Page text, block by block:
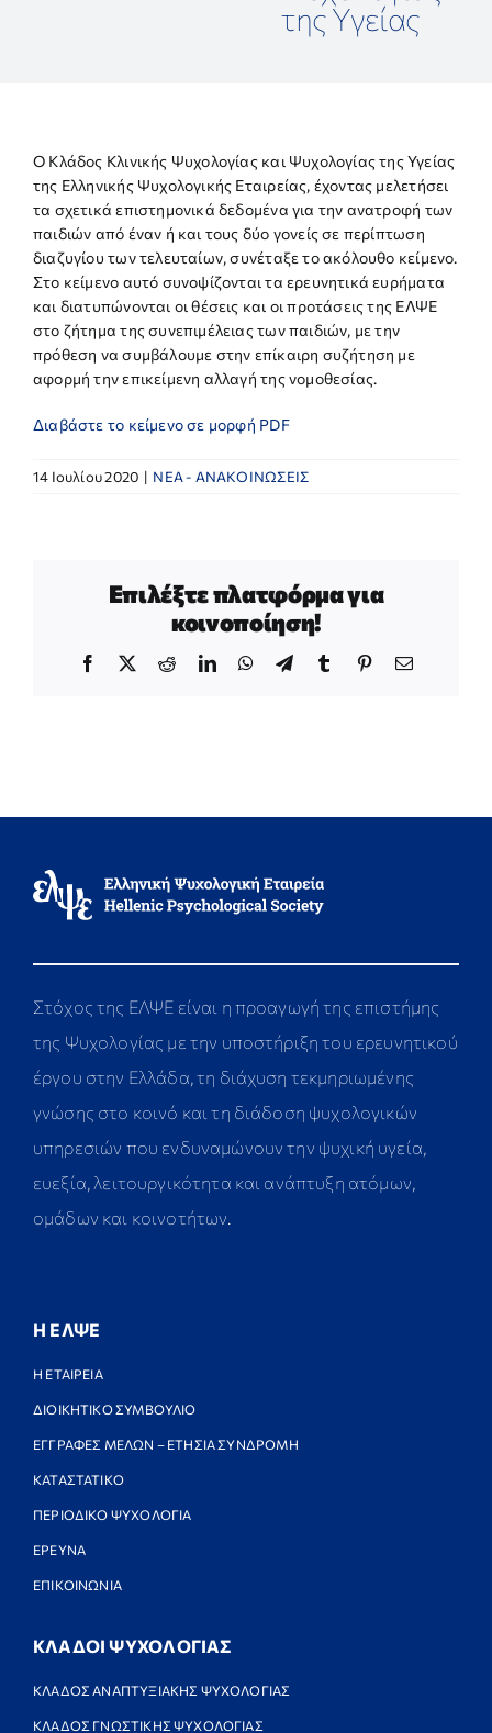
της Υγείας
O Κλάδος Κλινικής Ψυχολογίας και Ψυχολογίας της Υγείας
της Ελληνικής Ψυχολογικής Εταιρείας, έχοντας μελετήσει
τα σχετικά επιστημονικά δεδομένα για την ανατροφή των
παιδιών από έναν ή και τους δύο γονείς σε περίπτωση
διαζυγίου των τελευταίων, συνέταξε το ακόλουθο κείμενο.
Στο κείμενο αυτό συνοψίζονται τα ερευνητικά ευρήματα
και διατυπώνονται οι θέσεις και οι προτάσεις της ΕΛΨΕ
στο ζήτημα της συνεπιμέλειας των παιδιών, με την
πρόθεση να συμβάλουμε στην επίκαιρη συζήτηση με
αφορμή την επικείμενη αλλαγή της νομοθεσίας.
Διαβάστε το κείμενο σε μορφή PDF
14 Ιουλίου 2020 | NEA - ΑΝΑΚΟΙΝΩΣΕΙΣ
Επιλέξτε πλατφόρμα για
κοινοποίηση!
Facebook RedditLinkedInWhatsApp
TelegramTumblrPinterestEmail
Στόχος της ΕΛΨΕ είναι η προαγωγή της επιστήμης
της Ψυχολογίας με την υποστήριξη του ερευνητικού
έργου στην Ελλάδα, τη διάχυση τεκμηριωμένης
γνώσης στο κοινό και τη διάδοση ψυχολογικών
υπηρεσιών που ενδυναμώνουν την ψυχική υγεία,
ευεξία, λειτουργικότητα και ανάπτυξη ατόμων,
ομάδων και κοινοτήτων.
Η ΕΛΨΕ
Η ΕΤΑΙΡΕΙΑ
ΔΙΟΙΚΗΤΙΚΟ ΣΥΜΒΟΥΛΙΟ
ΕΓΓΡΑΦΕΣ ΜΕΛΩΝ – ΕΤΗΣΙΑ ΣΥΝΔΡΟΜΗ
ΚΑΤΑΣΤΑΤΙΚΟ
ΠΕΡΙΟΔΙΚΟ ΨΥΧΟΛΟΓΙΑ
ΕΡΕΥΝΑ
ΕΠΙΚΟΙΝΩΝΙΑ
ΚΛΑΔΟΙ ΨΥΧΟΛΟΓΙΑΣ
ΚΛΑΔΟΣ ΑΝΑΠΤΥΞΙΑΚΗΣ ΨΥΧΟΛΟΓΙΑΣ
ΚΛΑΔΟΣ ΓΝΩΣΤΙΚΗΣ ΨΥΧΟΛΟΓΙΑΣ